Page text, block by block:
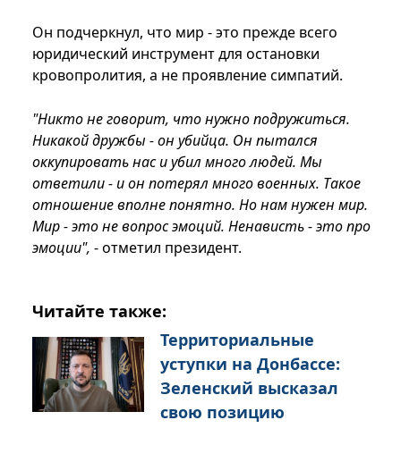
Он подчеркнул, что мир - это прежде всего
юридический инструмент для остановки
кровопролития, а не проявление симпатий.
"Никто не говорит, что нужно подружиться.
Никакой дружбы - он убийца. Он пытался
оккупировать нас и убил много людей. Мы
ответили - и он потерял много военных. Такое
отношение вполне понятно. Но нам нужен мир.
Мир - это не вопрос эмоций. Ненависть - это про
эмоции", - отметил президент.
Читайте также:
Территориальные
уступки на Донбассе:
Зеленский высказал
свою позицию